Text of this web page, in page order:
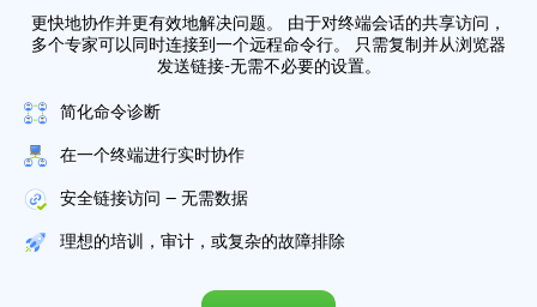
更快地协作并更有效地解决问题。 由于对终端会话的共享访问，
多个专家可以同时连接到一个远程命令行。 只需复制并从浏览器
发送链接-无需不必要的设置。
简化命令诊断
在一个终端进行实时协作
安全链接访问 — 无需数据
理想的培训，审计，或复杂的故障排除